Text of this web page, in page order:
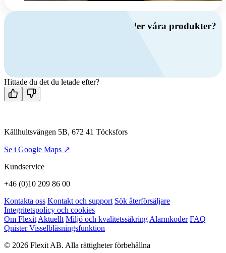
Har du frågor om ventilation eller våra produkter?
Kontakta oss
Hittade du det du letade efter?
Källhultsvängen 5B, 672 41 Töcksfors
Se i Google Maps ↗
Kundservice
+46 (0)10 209 86 00
Kontakta oss Kontakt och support Sök återförsäljare
Integritetspolicy och cookies
Om Flexit Aktuellt Miljö och kvalitetssäkring Alarmkoder FAQ
Qnister Visselblåsningsfunktion
© 2026 Flexit AB. Alla rättigheter förbehållna